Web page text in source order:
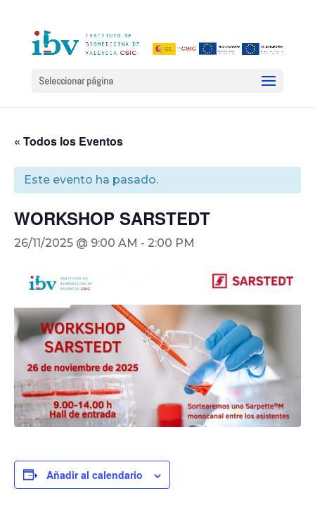
Seleccionar página
« Todos los Eventos
Este evento ha pasado.
WORKSHOP SARSTEDT
26/11/2025 @ 9:00 AM - 2:00 PM
Añadir al calendario